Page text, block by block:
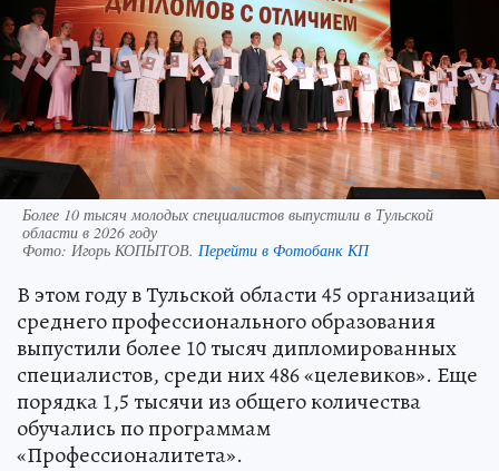
Более 10 тысяч молодых специалистов выпустили в Тульской
области в 2026 году
Фото: Игорь КОПЫТОВ. Перейти в Фотобанк КП
В этом году в Тульской области 45 организаций
среднего профессионального образования
выпустили более 10 тысяч дипломированных
специалистов, среди них 486 «целевиков». Еще
порядка 1,5 тысячи из общего количества
обучались по программам
«Профессионалитета».